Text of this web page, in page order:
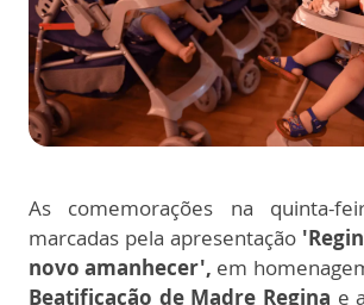
As comemorações na quinta-
marcadas pela apresentação
novo amanhecer', em
Beatificação de Madre Regina e